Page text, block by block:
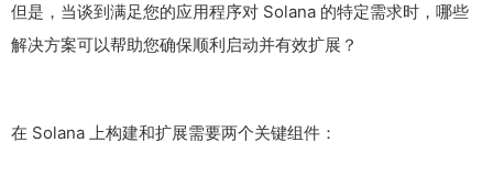
但是，当谈到满足您的应用程序对 Solana 的特定需求时，哪些
解决方案可以帮助您确保顺利启动并有效扩展？
在 Solana 上构建和扩展需要两个关键组件：